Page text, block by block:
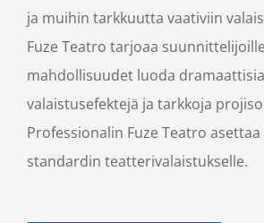
ja muihin tarkkuutta vaativiin
Fuze Teatro tarjoaa
mahdollisuudet luoda dramaattisia
valaistusefektejä ja tarkkoja
Professionalin Fuze Teatro
standardin teatterivalaistukselle.